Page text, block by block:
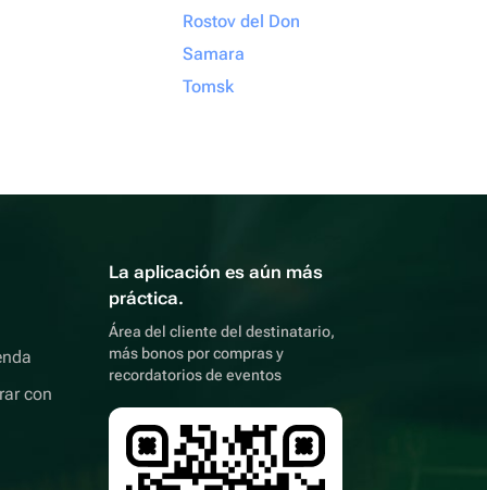
Rostov del Don
Samara
Tomsk
con
La aplicación es aún más
práctica.
Área del cliente del destinatario,
más bonos por compras y
recordatorios de eventos